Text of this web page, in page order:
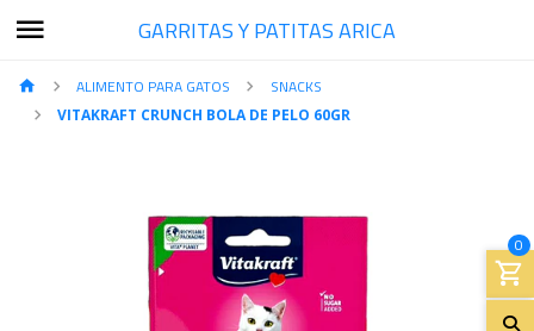
GARRITAS Y PATITAS ARICA
0
ALIMENTO PARA GATOS SNACKS
VITAKRAFT CRUNCH BOLA DE PELO 60GR